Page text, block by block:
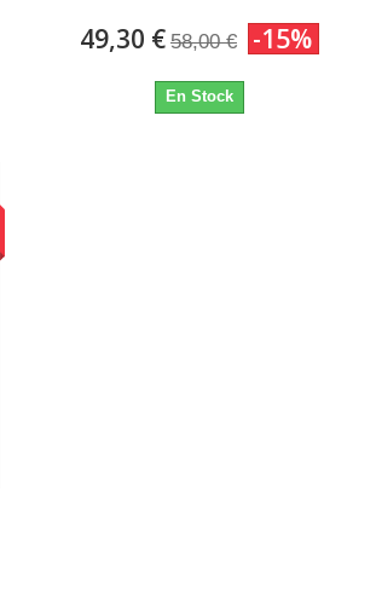
49,30 € 58,00 € -15%
En Stock